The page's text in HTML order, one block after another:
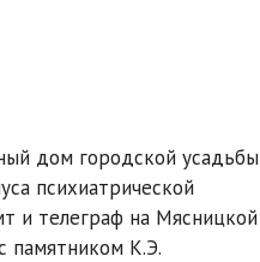
дом городской усадьбы
психиатрической
и телеграф на Мясницкой
памятником К.Э.